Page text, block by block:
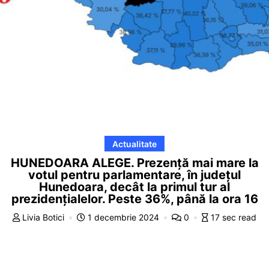
Actualitate
HUNEDOARA ALEGE. Prezență mai mare la
votul pentru parlamentare, în județul
Hunedoara, decât la primul tur al
prezidențialelor. Peste 36%, până la ora 16
Livia Botici 1 decembrie 2024 0 17 sec read